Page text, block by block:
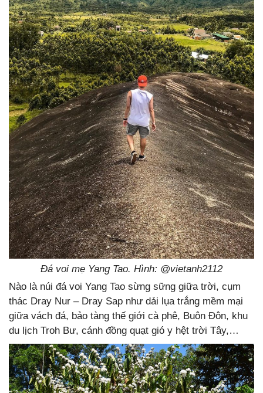
Đá voi mẹ Yang Tao. Hình: @vietanh2112
Nào là núi đá voi Yang Tao sừng sững giữa trời, cụm
thác Dray Nur – Dray Sap như dải lụa trắng mềm mại
giữa vách đá, bảo tàng thế giới cà phê, Buôn Đôn, khu
du lịch Troh Bư, cánh đồng quạt gió y hệt trời Tây,…